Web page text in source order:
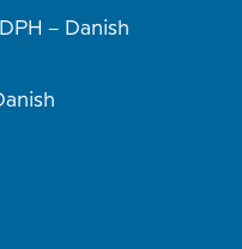
– Danish